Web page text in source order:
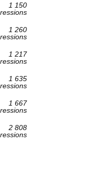
1 150
1 260
1 217
1 635
1 667
2 808